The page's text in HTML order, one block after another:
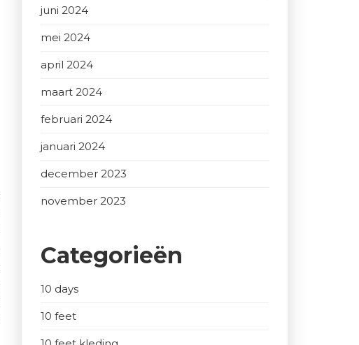
juni 2024
mei 2024
april 2024
maart 2024
februari 2024
januari 2024
december 2023
november 2023
Categorieën
10 days
10 feet